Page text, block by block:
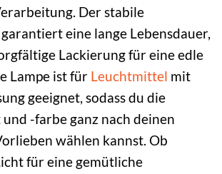
Der stabile
eine lange Lebensdauer,
Lackierung für eine edle
Lampe ist für Leuchtmittel mit
geeignet, sodass du die
-farbe ganz nach deinen
wählen kannst. Ob
für eine gemütliche